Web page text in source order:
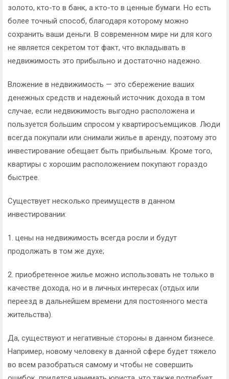
золото, кто-то в банк, а кто-то в ценные бумаги. Но есть
более точный способ, благодаря которому можно
сохранить ваши деньги. В современном мире ни для кого
не является секретом тот факт, что вкладывать в
недвижимость это прибыльно и достаточно надежно.
Вложение в недвижимость — это сбережение ваших
денежных средств и надежный источник дохода в том
случае, если недвижимость выгодно расположена и
пользуется большим спросом у квартиросъемщиков. Люди
всегда покупали или снимали жилье в аренду, поэтому это
инвестирование обещает быть прибыльным. Кроме того,
квартиры с хорошим расположением покупают гораздо
быстрее.
Существует несколько преимуществ в данном
инвестировании:
1. цены на недвижимость всегда росли и будут
продолжать в том же духе;
2. приобретенное жилье можно использовать не только в
качестве дохода, но и в личных интересах (отдых или
переезд в дальнейшем времени для постоянного места
жительства).
Да, существуют и негативные стороны в данном бизнесе.
Например, новому человеку в данной сфере будет тяжело
во всем разобраться самому и чтобы не совершить